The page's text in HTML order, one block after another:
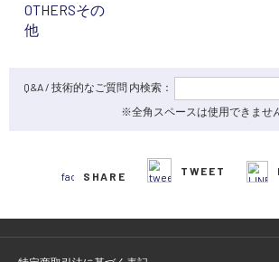
OTHERSその
他
Q&A / 技術的なご質問 内検索：
※全角スペースは使用できませ
SHARE TWEET